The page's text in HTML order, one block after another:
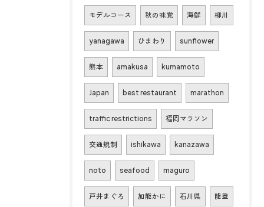
モデルコース 秋の味覚 海鮮 柳川
yanagawa ひまわり sunflower
熊本 amakusa kumamoto
Japan best restaurant marathon
traffic restrictions 福岡マラソン
交通規制 ishikawa kanazawa
noto seafood maguro
戸井まぐろ 加能かに 石川県 能登